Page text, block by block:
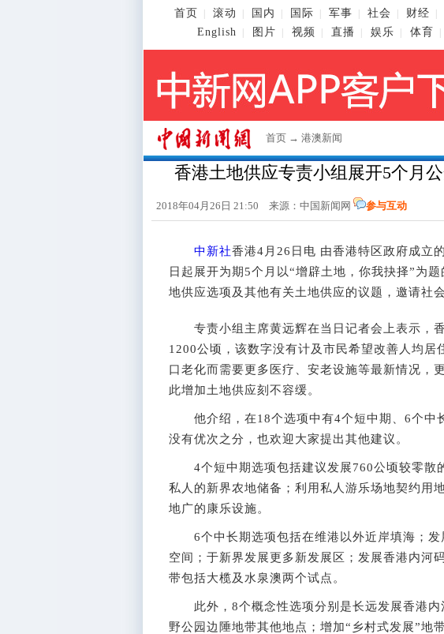
首页 滚动 国内 国际 军事 社会 财经
English
图片 视频 直播 娱乐 体育
首页 → 港澳新闻
香港土地供应专责小组展开5个月
2018年04月26日 21:50 来源： 中国新闻网 参与互动
中新社香港4月26日电 由香港特区政府成立
日起展开为期5个月以“增辟土地，你我抉择”为
地供应选项及其他有关土地供应的议题，邀请社
专责小组主席黄远辉在当日记者会上表示，香
1200公顷，该数字没有计及市民希望改善人均居
口老化而需要更多医疗、安老设施等最新情况，
此增加土地供应刻不容缓。
他介绍，在18个选项中有4个短中期、6个中
没有优次之分，也欢迎大家提出其他建议。
4个短中期选项包括建议发展760公顷较零散
私人的新界农地储备；利用私人游乐场地契约用
地广的康乐设施。
6个中长期选项包括在维港以外近岸填海；发
空间；于新界发展更多新发展区；发展香港内河
带包括大榄及水泉澳两个试点。
此外，8个概念性选项分别是长远发展香港内
野公园边陲地带其他地点；增加“乡村式发展”地